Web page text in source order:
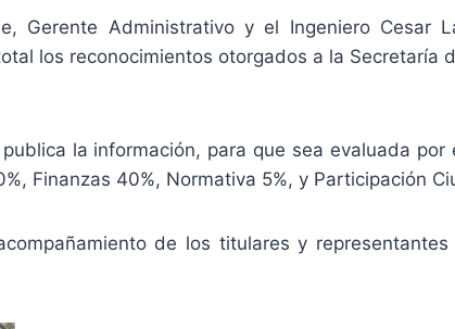
Gerente Administrativo y el Ingeniero Cesar
los reconocimientos otorgados a la Secretaría
la información, para que sea evaluada por
Finanzas 40%, Normativa 5%, y Participación
de los titulares y representantes